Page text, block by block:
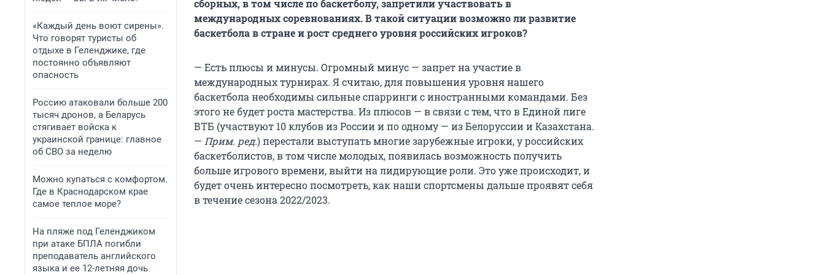
«Каждый день воют сирены».
Что говорят туристы об
отдыхе в Геленджике, где
постоянно объявляют
опасность
Россию атаковали больше 200
тысяч дронов, а Беларусь
стягивает войска к
украинской границе: главное
об СВО за неделю
Можно купаться с комфортом.
Где в Краснодарском крае
самое теплое море?
На пляже под Геленджиком
при атаке БПЛА погибли
преподаватель английского
языка и ее 12-летняя дочь
22:06 Будут ли российские сборные и клубы выступать в азиатских
23:04 Уважает ли Андрей Кириленко стритбол?
27:43 Во время выступлений Кириленко в НБА каких игроков лиги называли
стритболистами?
30:18 Про противостояния 1 на 1 в баскетболе
31:59 С кем у Кириленко были самые жесткие зарубы 1 на 1 в НБА?
33:50 Про гибель Кобе Брайанта
сборных, в том числе по баскетболу, запретили участвовать в
международных соревнованиях. В такой ситуации возможно ли развитие
баскетбола в стране и рост среднего уровня российских игроков?
— Есть плюсы и минусы. Огромный минус — запрет на участие в
международных турнирах. Я считаю, для повышения уровня нашего
баскетбола необходимы сильные спарринги с иностранными командами. Без
этого не будет роста мастерства. Из плюсов — в связи с тем, что в Единой лиге
ВТБ (участвуют 10 клубов из России и по одному — из Белоруссии и Казахстана.
— Прим. ред.) перестали выступать многие зарубежные игроки, у российских
баскетболистов, в том числе молодых, появилась возможность получить
больше игрового времени, выйти на лидирующие роли. Это уже происходит, и
будет очень интересно посмотреть, как наши спортсмены дальше проявят себя
в течение сезона 2022/2023.